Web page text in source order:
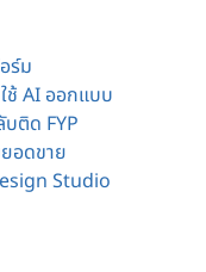
ร์ม
AI ออกแบบ
ติด FYP
อดขาย
Studio